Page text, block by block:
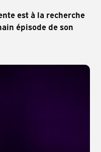
est à la recherche
épisode de son